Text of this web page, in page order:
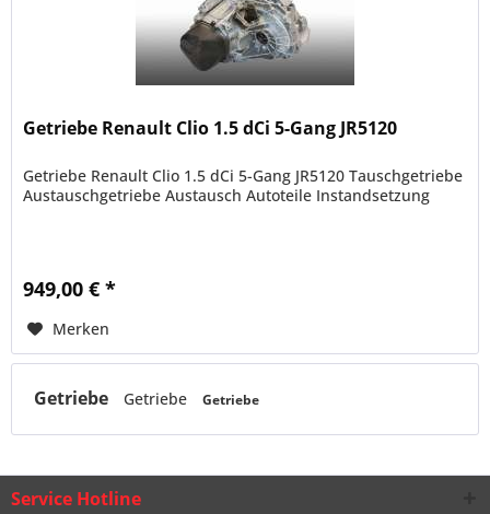
Getriebe Renault Clio 1.5 dCi 5-Gang JR5120
Getriebe Renault Clio 1.5 dCi 5-Gang JR5120 Tauschgetriebe
Austauschgetriebe Austausch Autoteile Instandsetzung
949,00 € *
Merken
Getriebe Getriebe Getriebe
Service Hotline